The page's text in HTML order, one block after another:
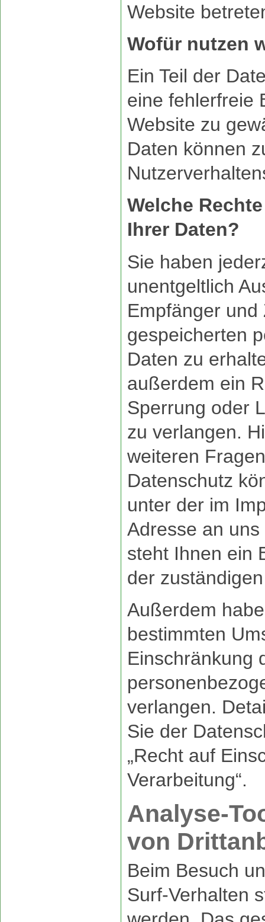
Website
Wofür nutzen
Ein Teil der
eine fehlerfreie
Website zu
Daten können
Welche
Ihrer Daten?
Sie haben
unentgeltlich
Empfänger und
gespeicherten
Daten zu
außerdem ein
Sperrung oder
zu verlangen.
weiteren
Datenschutz
unter der im
Adresse an
steht Ihnen ein
der
Außerdem
bestimmten
Einschränkung
verlangen.
Sie der
„Recht auf
Verarbeitung“.
Analyse-
von
Beim Besuch
Surf-Verhalten